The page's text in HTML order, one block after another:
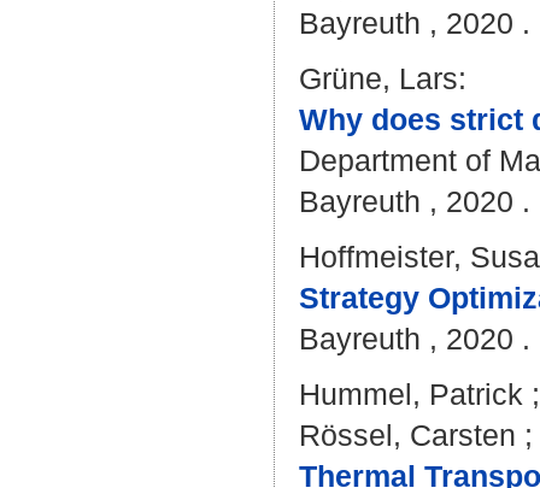
Bayreuth , 2020 .
Grüne, Lars:
Why does strict
Department of
Bayreuth , 2020 .
Hoffmeister,
Strategy
Bayreuth , 2020 .
Hummel, Patrick
Rössel, Carsten ;
Thermal